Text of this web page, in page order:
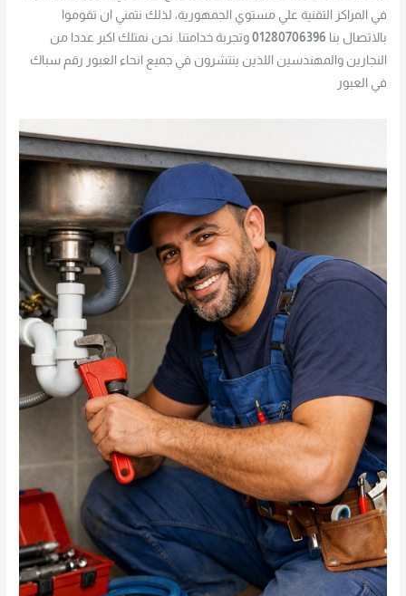
في المراكز التقنية علي مستوي الجمهورية، لذلك نتمني ان تقوموا
بالاتصال بنا 01280706396 وتجربة خدامتنا. نحن نمتلك اكبر عددا من
النجارين والمهندسين اللذين ينتشرون في جميع انحاء العبور رقم سباك
في العبور